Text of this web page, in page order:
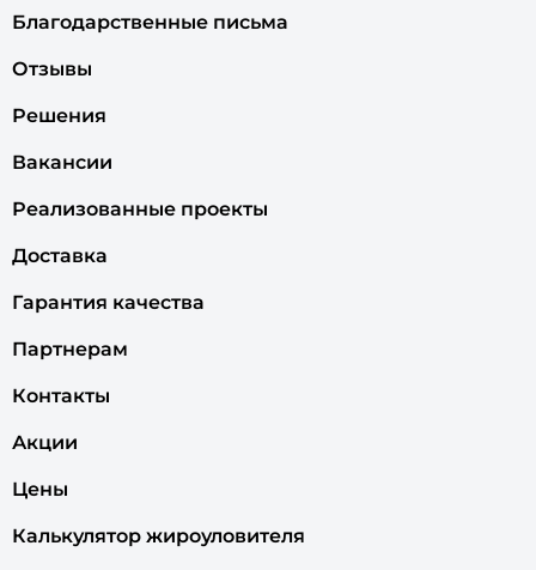
Благодарственные письма
Отзывы
Решения
Вакансии
Реализованные проекты
Доставка
Гарантия качества
Партнерам
Контакты
Акции
Цены
Калькулятор жироуловителя